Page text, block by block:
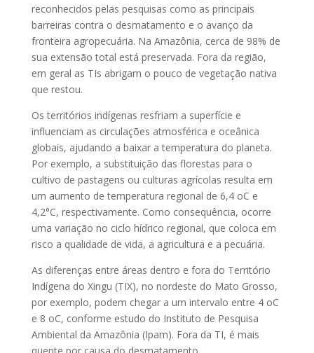
reconhecidos pelas pesquisas como as principais
barreiras contra o desmatamento e o avanço da
fronteira agropecuária. Na Amazônia, cerca de 98% de
sua extensão total está preservada. Fora da região,
em geral as TIs abrigam o pouco de vegetação nativa
que restou.
Os territórios indígenas resfriam a superfície e
influenciam as circulações atmosférica e oceânica
globais, ajudando a baixar a temperatura do planeta.
Por exemplo, a substituição das florestas para o
cultivo de pastagens ou culturas agrícolas resulta em
um aumento de temperatura regional de 6,4 oC e
4,2°C, respectivamente. Como consequência, ocorre
uma variação no ciclo hídrico regional, que coloca em
risco a qualidade de vida, a agricultura e a pecuária.
As diferenças entre áreas dentro e fora do Território
Indígena do Xingu (TIX), no nordeste do Mato Grosso,
por exemplo, podem chegar a um intervalo entre 4 oC
e 8 oC, conforme estudo do Instituto de Pesquisa
Ambiental da Amazônia (Ipam). Fora da TI, é mais